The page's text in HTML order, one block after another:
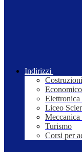
Indirizzi
Elettronica
Liceo
Meccanica
Turismo
Corsi per